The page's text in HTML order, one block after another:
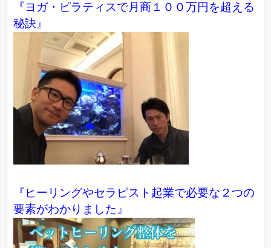
『ヨガ・ピラティスで月商１００万円を超える
秘訣』
『ヒーリングやセラピスト起業で必要な２つの
要素がわかりました』